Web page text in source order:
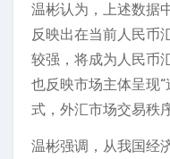
温彬认为，上述数据
反映出在当前人民币
较强，将成为人民币
也反映市场主体呈现
式，外汇市场交易秩
温彬强调，从我国经